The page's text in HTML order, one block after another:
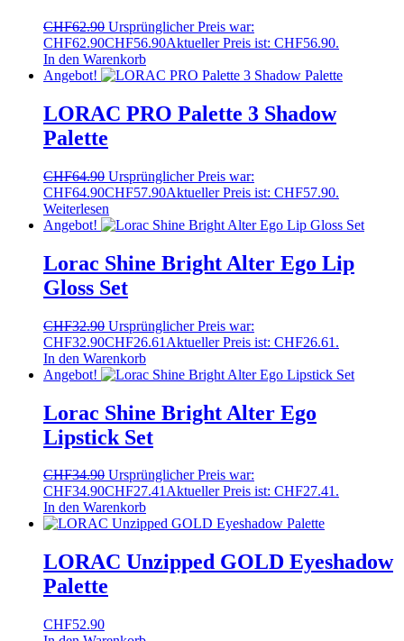
CHF62.90 Ursprünglicher Preis war:
CHF62.90CHF56.90Aktueller Preis ist: CHF56.90.
In den Warenkorb
Angebot!
LORAC PRO Palette 3 Shadow
Palette
CHF64.90 Ursprünglicher Preis war:
CHF64.90CHF57.90Aktueller Preis ist: CHF57.90.
Weiterlesen
Angebot!
Lorac Shine Bright Alter Ego Lip
Gloss Set
CHF32.90 Ursprünglicher Preis war:
CHF32.90CHF26.61 Aktueller Preis ist: CHF26.61.
In den Warenkorb
Angebot!
Lorac Shine Bright Alter Ego
Lipstick Set
CHF34.90 Ursprünglicher Preis war:
CHF34.90CHF27.41Aktueller Preis ist: CHF27.41.
In den Warenkorb
LORAC Unzipped GOLD Eyeshadow
Palette
CHF52.90